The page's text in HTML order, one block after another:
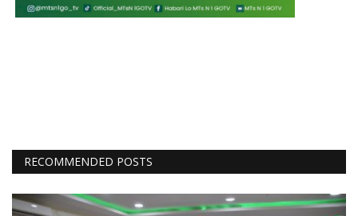
RECOMMENDED POSTS